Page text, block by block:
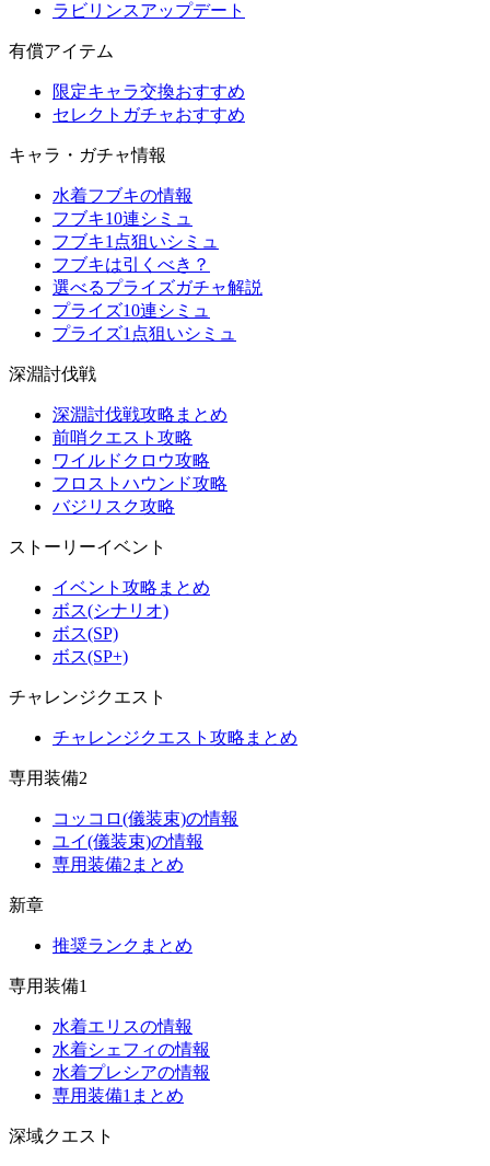
ラビリンスアップデート
有償アイテム
限定キャラ交換おすすめ
セレクトガチャおすすめ
キャラ・ガチャ情報
水着フブキの情報
フブキ10連シミュ
フブキ1点狙いシミュ
フブキは引くべき？
選べるプライズガチャ解説
プライズ10連シミュ
プライズ1点狙いシミュ
深淵討伐戦
深淵討伐戦攻略まとめ
前哨クエスト攻略
ワイルドクロウ攻略
フロストハウンド攻略
バジリスク攻略
ストーリーイベント
イベント攻略まとめ
ボス(シナリオ)
ボス(SP)
ボス(SP+)
チャレンジクエスト
チャレンジクエスト攻略まとめ
専用装備2
コッコロ(儀装束)の情報
ユイ(儀装束)の情報
専用装備2まとめ
新章
推奨ランクまとめ
専用装備1
水着エリスの情報
水着シェフィの情報
水着プレシアの情報
専用装備1まとめ
深域クエスト